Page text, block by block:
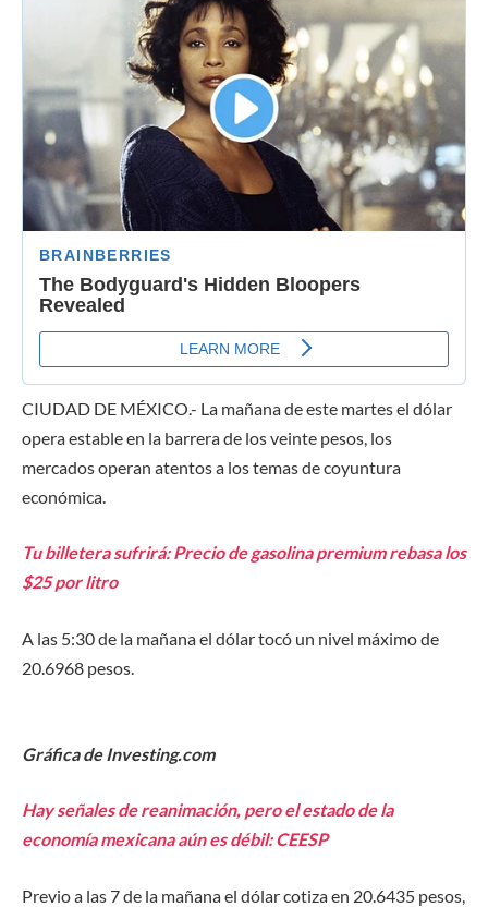
CIUDAD DE MÉXICO.- La mañana de este martes el dólar
opera estable en la barrera de los veinte pesos, los
mercados operan atentos a los temas de coyuntura
económica.
Tu billetera sufrirá: Precio de gasolina premium rebasa los
$25 por litro
A las 5:30 de la mañana el dólar tocó un nivel máximo de
20.6968 pesos.
Gráfica de Investing.com
Hay señales de reanimación, pero el estado de la
economía mexicana aún es débil: CEESP
Previo a las 7 de la mañana el dólar cotiza en 20.6435 pesos,